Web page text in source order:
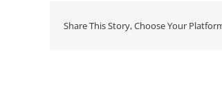
Share This Story, Choose Your